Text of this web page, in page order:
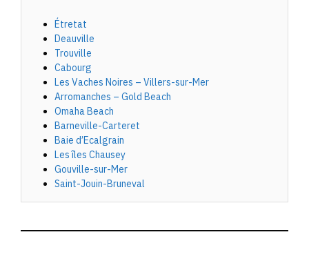
Étretat
Deauville
Trouville
Cabourg
Les Vaches Noires – Villers-sur-Mer
Arromanches – Gold Beach
Omaha Beach
Barneville-Carteret
Baie d’Ecalgrain
Les îles Chausey
Gouville-sur-Mer
Saint-Jouin-Bruneval